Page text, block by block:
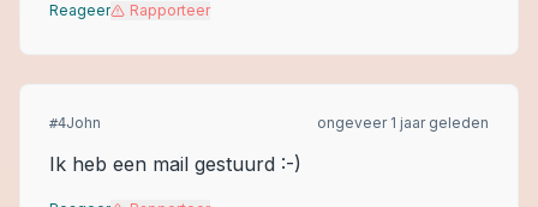
Reageer Rapporteer
#4John ongeveer 1 jaar geleden
Ik heb een mail gestuurd :-)